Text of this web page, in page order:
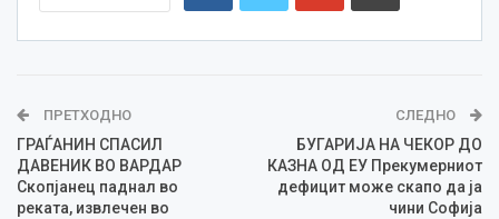
ПРЕТХОДНО
ГРАЃАНИН СПАСИЛ
ДАВЕНИК ВО ВАРДАР
Скопјанец паднал во
реката, извлечен во
СЛЕДНО
БУГАРИЈА НА ЧЕКОР ДО
КАЗНА ОД ЕУ Прекумерниот
дефицит може скапо да ја
чини Софија